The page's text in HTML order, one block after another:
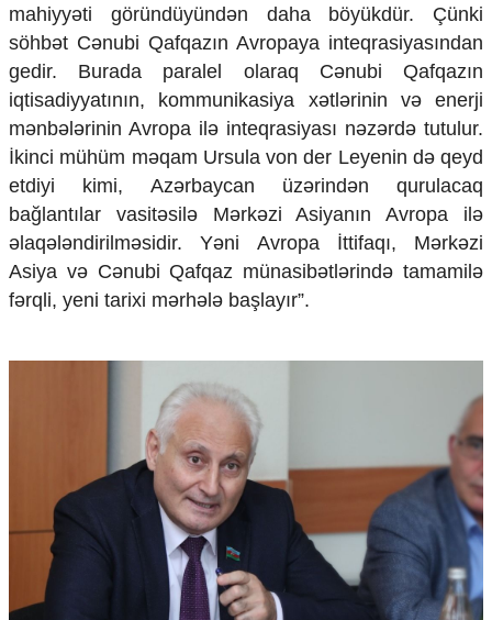
Crossmedia.az - 1 yaş
Siyasət
Məhkəmə və hüquq
Ekologiya
Zəfər - 5
Gənclər və İdman
Media və QHT
Hadisə
Sağlamlıq
Sosium
Mənəvi dəyərlər
Texnologiya
Mətbuat-150
mahiyyəti göründüyündən daha böyükdür. Çünki
söhbət Cənubi Qafqazın Avropaya inteqrasiyasından
gedir. Burada paralel olaraq Cənubi Qafqazın
iqtisadiyyatının, kommunikasiya xətlərinin və enerji
mənbələrinin Avropa ilə inteqrasiyası nəzərdə tutulur.
İkinci mühüm məqam Ursula von der Leyenin də qeyd
etdiyi kimi, Azərbaycan üzərindən qurulacaq
bağlantılar vasitəsilə Mərkəzi Asiyanın Avropa ilə
əlaqələndirilməsidir. Yəni Avropa İttifaqı, Mərkəzi
Asiya və Cənubi Qafqaz münasibətlərində tamamilə
fərqli, yeni tarixi mərhələ başlayır”.